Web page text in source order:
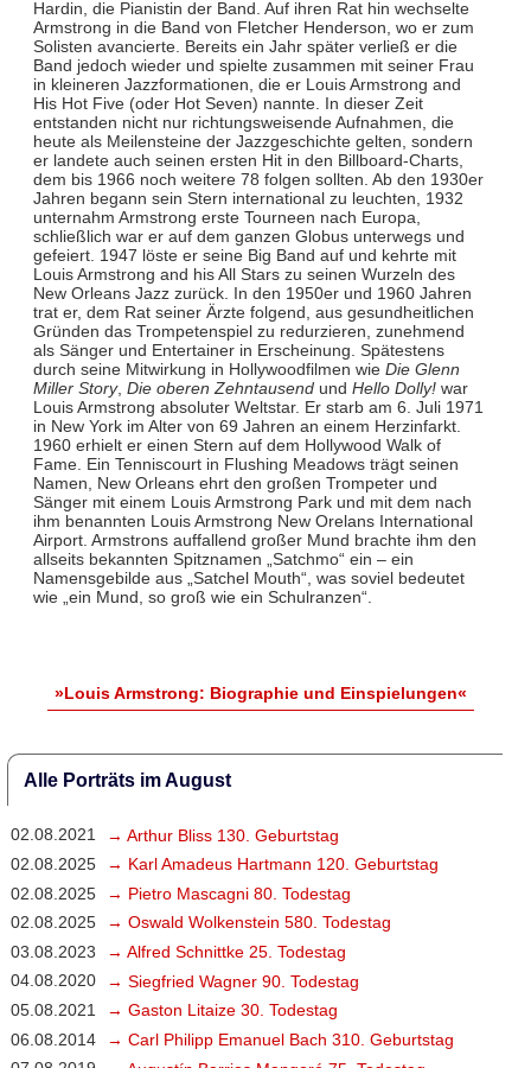
Hardin, die Pianistin der Band. Auf ihren Rat hin wechselte
Armstrong in die Band von Fletcher Henderson, wo er zum
Solisten avancierte. Bereits ein Jahr später verließ er die
Band jedoch wieder und spielte zusammen mit seiner Frau
in kleineren Jazzformationen, die er Louis Armstrong and
His Hot Five (oder Hot Seven) nannte. In dieser Zeit
entstanden nicht nur richtungsweisende Aufnahmen, die
heute als Meilensteine der Jazzgeschichte gelten, sondern
er landete auch seinen ersten Hit in den Billboard-Charts,
dem bis 1966 noch weitere 78 folgen sollten. Ab den 1930er
Jahren begann sein Stern international zu leuchten, 1932
unternahm Armstrong erste Tourneen nach Europa,
schließlich war er auf dem ganzen Globus unterwegs und
gefeiert. 1947 löste er seine Big Band auf und kehrte mit
Louis Armstrong and his All Stars zu seinen Wurzeln des
New Orleans Jazz zurück. In den 1950er und 1960 Jahren
trat er, dem Rat seiner Ärzte folgend, aus gesundheitlichen
Gründen das Trompetenspiel zu redurzieren, zunehmend
als Sänger und Entertainer in Erscheinung. Spätestens
durch seine Mitwirkung in Hollywoodfilmen wie Die Glenn
Miller Story, Die oberen Zehntausendund Hello Dolly! war
Louis Armstrong absoluter Weltstar. Er starb am 6. Juli 1971
in New York im Alter von 69 Jahren an einem Herzinfarkt.
1960 erhielt er einen Stern auf dem Hollywood Walk of
Fame. Ein Tenniscourt in Flushing Meadows trägt seinen
Namen, New Orleans ehrt den großen Trompeter und
Sänger mit einem Louis Armstrong Park und mit dem nach
ihm benannten Louis Armstrong New Orelans International
Airport. Armstrons auffallend großer Mund brachte ihm den
allseits bekannten Spitznamen „Satchmo“ ein – ein
Namensgebilde aus „Satchel Mouth“, was soviel bedeutet
wie „ein Mund, so groß wie ein Schulranzen“.
»Louis Armstrong: Biographie und Einspielungen«
Alle Porträts im August
02.08.2021
→ Arthur Bliss 130. Geburtstag
02.08.2025
→ Karl Amadeus Hartmann 120. Geburtstag
02.08.2025
→ Pietro Mascagni 80. Todestag
02.08.2025
→ Oswald Wolkenstein 580. Todestag
03.08.2023
→ Alfred Schnittke 25. Todestag
04.08.2020
→ Siegfried Wagner 90. Todestag
05.08.2021
→ Gaston Litaize 30. Todestag
06.08.2014
→ Carl Philipp Emanuel Bach 310. Geburtstag